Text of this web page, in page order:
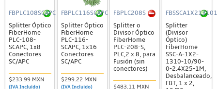
FBPLC108SCAPC
Splitter Óptico
FiberHome
PLC-108-
SCAPC, 1x8
Conectores
SC/APC
$233.99 MXN
(IVA Incluido)
FBPLC116SCAPC
Splitter Óptico
FiberHome
PLC-116-
SCAPC, 1x16
Conectores
SC/APC
$299.22 MXN
(IVA Incluido)
FBPLC208S
Splitter o
Divisor Óptico
FiberHome
PLC-208-S,
PLC,2 x 8, para
Fusión (sin
conectores)
$483.11 MXN
Splitter
(Divisor
Óptico)
FiberHome
SSC-A-1X2-
1310-10/90-
0-2.4X25-1M,
Desbalanceado,
FBT, 1 x 2,